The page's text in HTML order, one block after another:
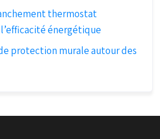
thermostat
énergétique
protection murale autour des